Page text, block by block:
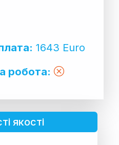
1643 Euro
робота:
якості